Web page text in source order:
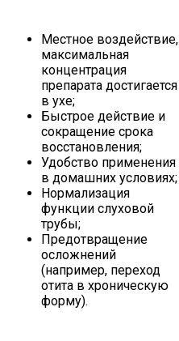
Местное воздействие,
максимальная
концентрация
препарата достигается
в ухе;
Быстрое действие и
сокращение срока
восстановления;
Удобство применения
в домашних условиях;
Нормализация
функции слуховой
трубы;
Предотвращение
осложнений
(например, переход
отита в хроническую
форму).